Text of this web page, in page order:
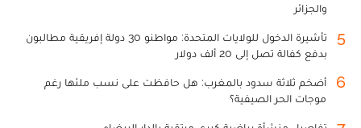
والجزائر
5
تأشيرة الدخول للولايات المتحدة: مواطنو 30 دولة إفريقية مطالبون
بدفع كفالة تصل إلى 20 ألف دولار
6
أضخم ثلاثة سدود بالمغرب: هل حافظت على نسب ملئها رغم
موجات الحر الصيفية؟